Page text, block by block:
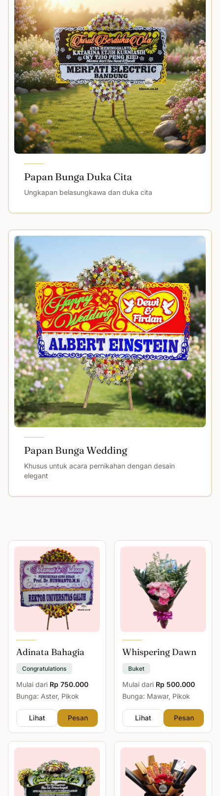
Papan Bunga Duka Cita
Ungkapan belasungkawa dan duka cita
Papan Bunga Wedding
Khusus untuk acara pernikahan dengan desain
elegant
Adinata Bahagia
Congratulations
Mulai dari Rp 750.000
Bunga: Aster, Pikok
Lihat Pesan
Whispering Dawn
Buket
Mulai dari Rp 500.000
Bunga: Mawar, Pikok
Lihat Pesan